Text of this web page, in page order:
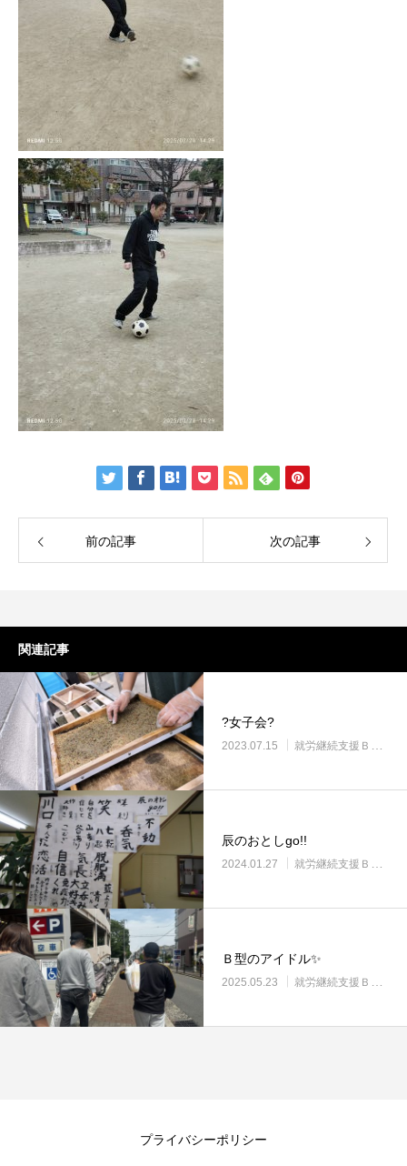
前の記事 次の記事
関連記事
?女子会?
2023.07.15 就労継続支援Ｂ型・ニコサービス城東センター
辰のおとしgo!!
2024.01.27 就労継続支援Ｂ型・ニコサービス城東センター
Ｂ型のアイドル✨
2025.05.23 就労継続支援Ｂ型・ニコサービス城東センター
プライバシーポリシー